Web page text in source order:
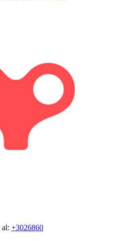
al: +3026860